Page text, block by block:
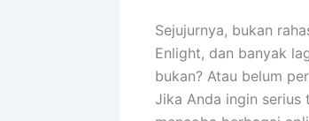
Sejujurnya, bukan
Enlight, dan banyak
bukan? Atau belum
Jika Anda ingin serius